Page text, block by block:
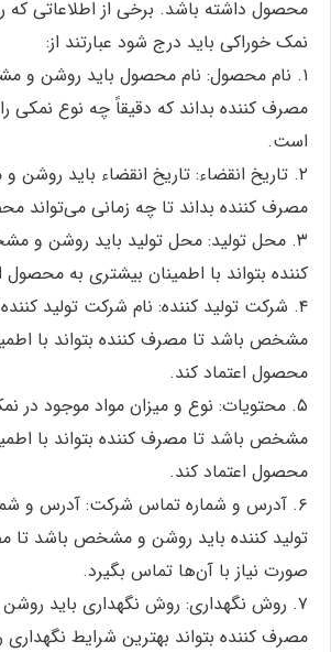
محصول داشته باشد. برخی از اطلاعاتی که
نمک خوراکی باید درج شود عبارتند از:
۱. نام محصول: نام محصول باید روشن و
مصرف کننده بداند که دقیقاً چه نوع نمکی را
است.
۲. تاریخ انقضاء: تاریخ انقضاء باید روشن
مصرف کننده بداند تا چه زمانی می‌تواند
۳. محل تولید: محل تولید باید روشن و
کننده بتواند با اطمینان بیشتری به محصول
۴. شرکت تولید کننده: نام شرکت تولید کننده
مشخص باشد تا مصرف کننده بتواند با
محصول اعتماد کند.
۵. محتویات: نوع و میزان مواد موجود در
مشخص باشد تا مصرف کننده بتواند با
محصول اعتماد کند.
۶. آدرس و شماره تماس شرکت: آدرس و
تولید کننده باید روشن و مشخص باشد تا
صورت نیاز با آن‌ها تماس بگیرد.
۷. روش نگهداری: روش نگهداری باید
مصرف کننده بتواند بهترین شرایط نگهداری